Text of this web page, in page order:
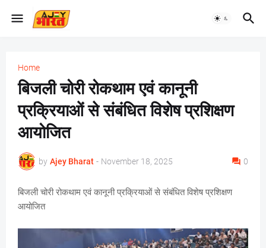
Home
बिजली चोरी रोकथाम एवं कानूनी
प्रक्रियाओं से संबंधित विशेष प्रशिक्षण
आयोजित
by Ajey Bharat - November 18, 2025 0
बिजली चोरी रोकथाम एवं कानूनी प्रक्रियाओं से संबंधित विशेष प्रशिक्षण
आयोजित